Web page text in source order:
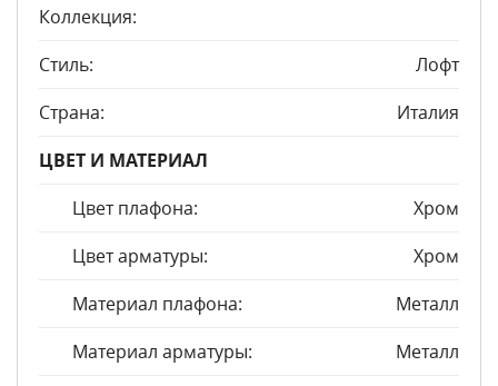
Коллекция:
Стиль:
Лофт
Страна:
Италия
ЦВЕТ И МАТЕРИАЛ
Цвет плафона:
Хром
Цвет арматуры:
Хром
Материал плафона:
Металл
Материал арматуры:
Металл